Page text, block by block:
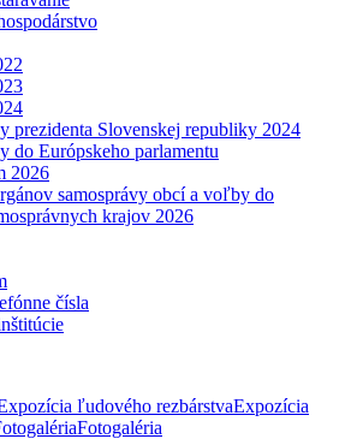
prezidenta Slovenskej republiky 2024
do Európskeho parlamentu
2026
samosprávy obcí a voľby do
krajov 2026
čísla
Expozícia
Fotogaléria